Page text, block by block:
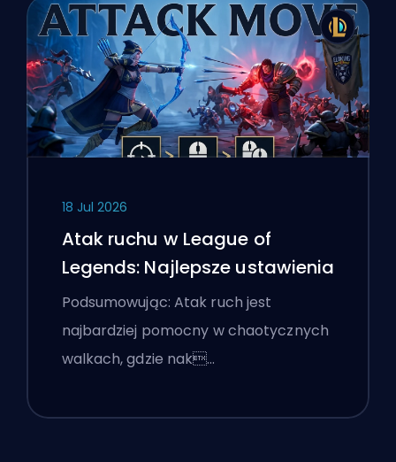
18 Jul 2026
Atak ruchu w League of
Legends: Najlepsze ustawienia
Podsumowując: Atak ruch jest
najbardziej pomocny w chaotycznych
walkach, gdzie nak…